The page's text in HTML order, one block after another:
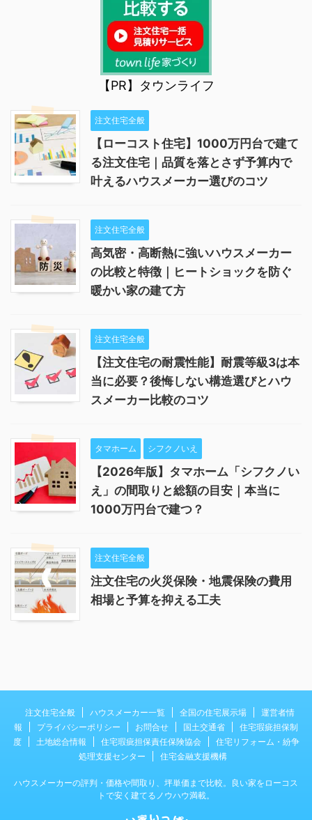
【PR】タウンライフ
注文住宅全般
【ローコスト住宅】1000万円台で建て
る注文住宅｜品質を落とさず予算内で
叶えるハウスメーカー選びのコツ
注文住宅全般
高気密・高断熱に強いハウスメーカー
の比較と特徴｜ヒートショックを防ぐ
暖かい家の建て方
注文住宅全般
【注文住宅の耐震性能】耐震等級3は本
当に必要？後悔しない構造選びとハウ
スメーカー比較のコツ
タマホーム シフクノいえ
【2026年版】タマホーム「シフクノい
え」の間取りと総額の目安｜本当に
1000万円台で建つ？
注文住宅全般
注文住宅の火災保険・地震保険の費用
相場と予算を抑える工夫
注文住宅全般 ハウスメーカー一覧 全国の住宅展示場
運営者情
報
プライバシーポリシー お問合せ 国土交通省
住宅瑕疵担保制
度
土地総合情報 住宅瑕疵担保責任保険協会
住宅リフォーム・紛争
処理支援センター
住宅金融支援機構
ハウスメーカーの評判・価格や間取り、坪単価まで比較。良い家をローコス
トで安く建てるノウハウ満載。